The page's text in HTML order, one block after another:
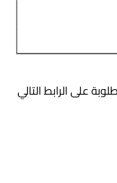
على الرابط التالي